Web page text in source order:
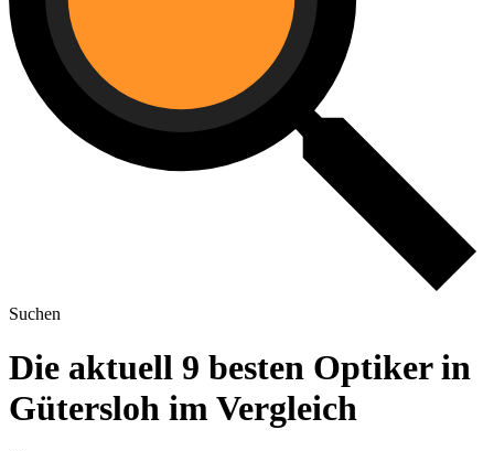
Suchen
Die aktuell 9 besten Optiker in
Gütersloh im Vergleich